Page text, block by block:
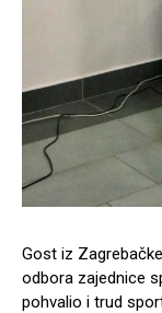
Gost iz
odbora zajednice
pohvalio i trud